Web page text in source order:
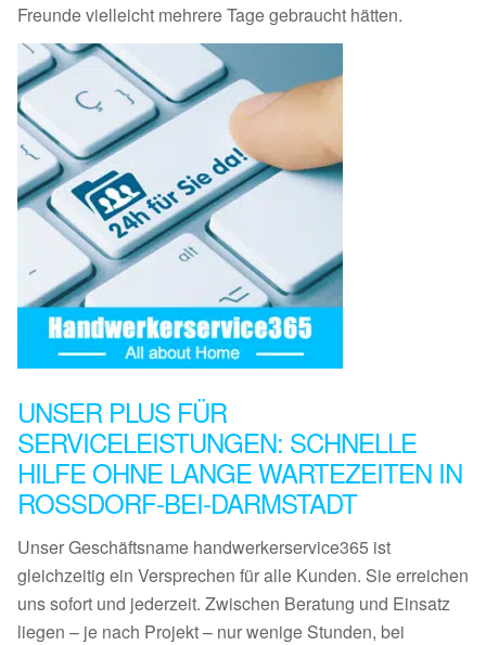
Freunde vielleicht mehrere Tage gebraucht hätten.
UNSER PLUS FÜR
SERVICELEISTUNGEN: SCHNELLE
HILFE OHNE LANGE WARTEZEITEN IN
ROSSDORF-BEI-DARMSTADT
Unser Geschäftsname handwerkerservice365 ist
gleichzeitig ein Versprechen für alle Kunden. Sie erreichen
uns sofort und jederzeit. Zwischen Beratung und Einsatz
liegen – je nach Projekt – nur wenige Stunden, bei